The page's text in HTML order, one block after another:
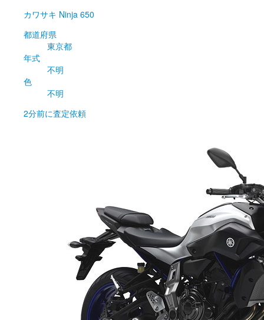
カワサキ Ninja 650
都道府県
東京都
年式
不明
色
不明
2分前に査定依頼